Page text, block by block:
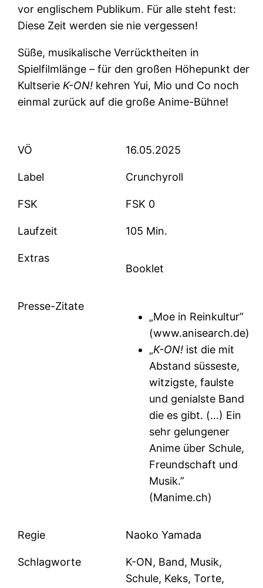
vor englischem Publikum. Für alle steht fest:
Diese Zeit werden sie nie vergessen!
Süße, musikalische Verrücktheiten in
Spielfilmlänge – für den großen Höhepunkt der
KultserieK-ON! kehren Yui, Mio und Co noch
einmal zurück auf die große Anime-Bühne!
VÖ 16.05.2025
Label Crunchyroll
FSK FSK 0
Laufzeit 105 Min.
Extras
Booklet
Presse-Zitate
„Moe in Reinkultur”
(www.anisearch.de)
„K-ON! ist die mit
Abstand süsseste,
witzigste, faulste
und genialste Band
die es gibt. (…) Ein
sehr gelungener
Anime über Schule,
Freundschaft und
Musik.”
(Manime.ch)
Regie Naoko Yamada
Schlagworte
K-ON, Band, Musik,
Schule, Keks, Torte,